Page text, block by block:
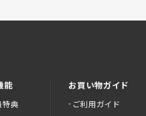
能
特典
お買い物ガイド
ご利用ガイド